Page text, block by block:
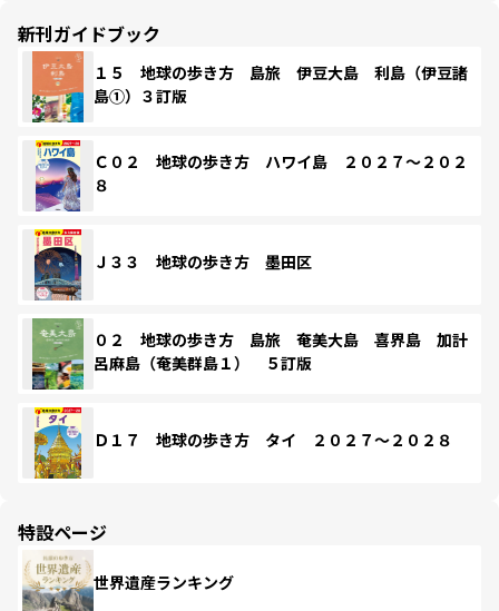
新刊ガイドブック
１５ 地球の歩き方 島旅 伊豆大島 利島（伊豆諸
島①）３訂版
Ｃ０２ 地球の歩き方 ハワイ島 ２０２７～２０２
８
Ｊ３３ 地球の歩き方 墨田区
０２ 地球の歩き方 島旅 奄美大島 喜界島 加計
呂麻島（奄美群島１） ５訂版
Ｄ１７ 地球の歩き方 タイ ２０２７～２０２８
特設ページ
世界遺産ランキング